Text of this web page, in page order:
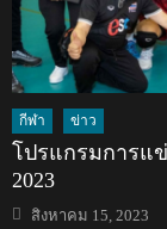
กีฬา ข่าว
โปรแกรมการแ
2023
Posted
on
สิงหาคม 15, 2023